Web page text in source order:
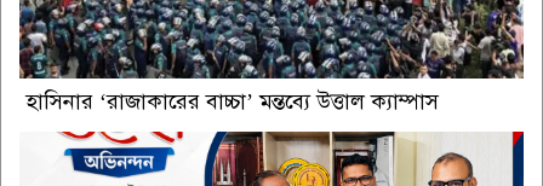
হাসিনার ‘রাজাকারের বাচ্চা’ মন্তব্যে উত্তাল ক্যাম্পাস